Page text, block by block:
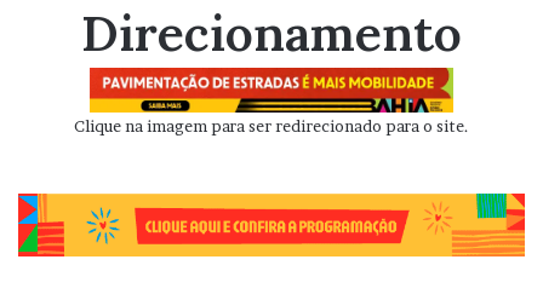
Direcionamento
Clique na imagem para ser redirecionado para o site.